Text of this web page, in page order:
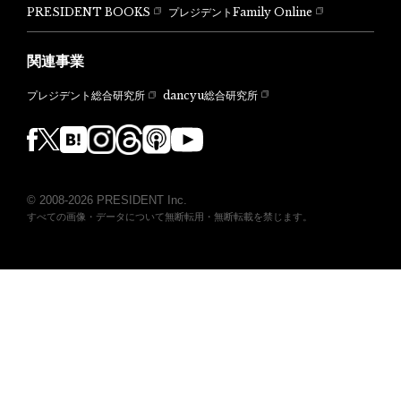
PRESIDENT BOOKS プレジデントFamily Online
関連事業
プレジデント総合研究所 dancyu総合研究所
© 2008-2026 PRESIDENT Inc.
すべての画像・データについて無断転用・無断転載を禁じます。